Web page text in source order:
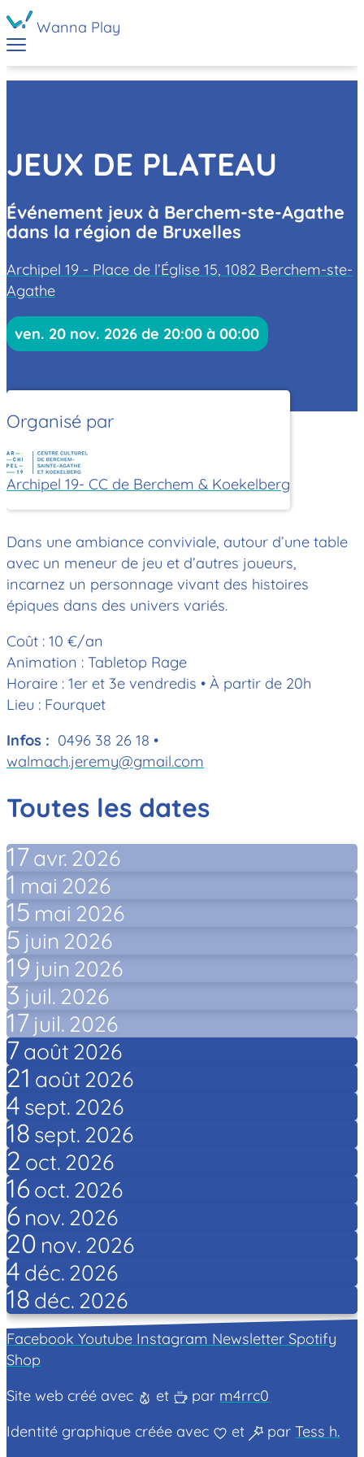
Wanna Play
JEUX DE PLATEAU
Événement jeux à Berchem-ste-Agathe
dans la région de Bruxelles
Archipel 19 - Place de l’Église 15, 1082 Berchem-ste-
Agathe
ven. 20 nov. 2026 de 20:00 à 00:00
Organisé par
Archipel 19- CC de Berchem & Koekelberg
Dans une ambiance conviviale, autour d’une table
avec un meneur de jeu et d’autres joueurs,
incarnez un personnage vivant des histoires
épiques dans des univers variés.
Coût : 10 €/an
Animation : Tabletop Rage
Horaire : 1er et 3e vendredis • À partir de 20h
Lieu : Fourquet
Infos : 0496 38 26 18 •
walmach.jeremy@gmail.com
Toutes les dates
17avr. 2026
1 mai 2026
15 mai 2026
5 juin 2026
19 juin 2026
3 juil. 2026
17 juil. 2026
7août 2026
21 août 2026
4 sept. 2026
18 sept. 2026
2 oct. 2026
16 oct. 2026
6 nov. 2026
20 nov. 2026
4 déc. 2026
18 déc. 2026
Facebook Youtube Instagram Newsletter Spotify
Shop
Site web créé avec
et par m4rrc0
Identité graphique créée avec
et parTess h.